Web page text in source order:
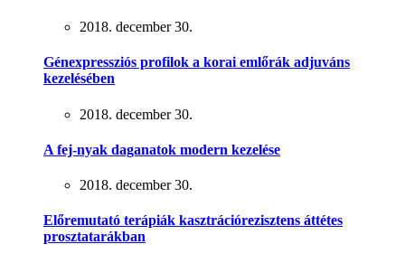
2018. december 30.
Génexpressziós profilok a korai emlőrák adjuváns
kezelésében
2018. december 30.
A fej-nyak daganatok modern kezelése
2018. december 30.
Előremutató terápiák kasztrációrezisztens áttétes
prosztatarákban